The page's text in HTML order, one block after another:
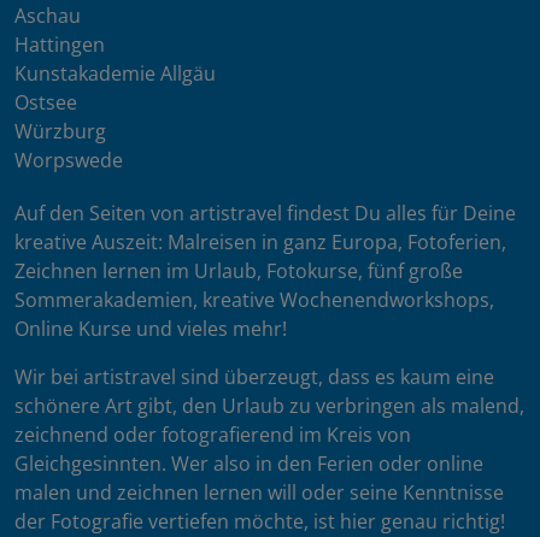
Aschau
Hattingen
Kunstakademie Allgäu
Ostsee
Würzburg
Worpswede
Auf den Seiten von artistravel findest Du alles für Deine
kreative Auszeit: Malreisen in ganz Europa, Fotoferien,
Zeichnen lernen im Urlaub, Fotokurse, fünf große
Sommerakademien, kreative Wochenendworkshops,
Online Kurse und vieles mehr!
Wir bei artistravel sind überzeugt, dass es kaum eine
schönere Art gibt, den Urlaub zu verbringen als malend,
zeichnend oder fotografierend im Kreis von
Gleichgesinnten. Wer also in den Ferien oder online
malen und zeichnen lernen will oder seine Kenntnisse
der Fotografie vertiefen möchte, ist hier genau richtig!